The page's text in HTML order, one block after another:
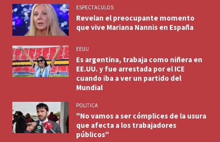
ESPECTACULOS
Revelan el preocupante momento
que vive Mariana Nannis en España
EEUU
Es argentina, trabaja como niñera en
EE.UU. y fue arrestada por el ICE
cuando iba a ver un partido del
Mundial
POLITICA
"No vamos a ser cómplices de la usura
que afecta a los trabajadores
públicos"